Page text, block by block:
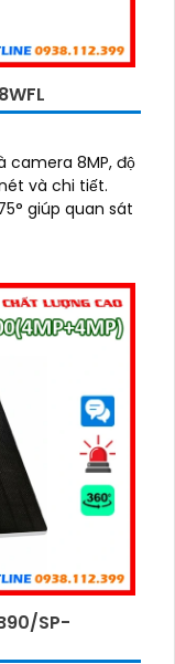
camera 8MP, độ
và chi tiết.
giúp quan sát
SP-